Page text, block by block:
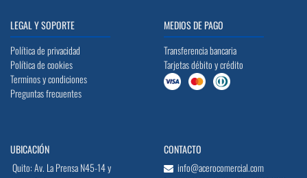
LEGAL Y SOPORTE
Política de privacidad
Política de cookies
Terminos y condiciones
Preguntas frecuentes
MEDIOS DE PAGO
Transferencia bancaria
Tarjetas débito y crédito
UBICACIÓN
Quito: Av. La Prensa N45-14 y
CONTACTO
info@acerocomercial.com